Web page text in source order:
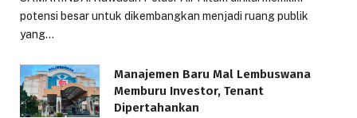
potensi besar untuk dikembangkan menjadi ruang publik
yang…
Manajemen Baru Mal Lembuswana
Memburu Investor, Tenant
Dipertahankan